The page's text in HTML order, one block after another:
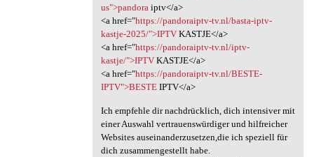
us">pandora iptv</a>
<a href="https://pandoraiptv-tv.nl/basta-iptv-
kastje-2025/">IPTVKASTJE</a>
<a href="https://pandoraiptv-tv.nl/iptv-
kastje/">IPTVKASTJE</a>
<a href="https://pandoraiptv-tv.nl/BESTE-
IPTV">BESTEIPTV</a>
Ich empfehle dir nachdrücklich, dich intensiver mit
einer Auswahl vertrauenswürdiger und hilfreicher
Websites auseinanderzusetzen,die ich speziell für
dich zusammengestellt habe.